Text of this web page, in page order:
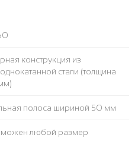
конструкция из
стали (толщина
полоса шириной 50 мм
любой размер